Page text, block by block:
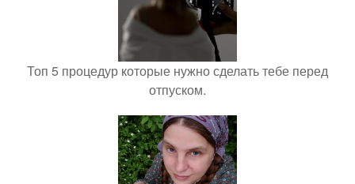
Топ 5 процедур которые нужно сделать тебе перед
отпуском.